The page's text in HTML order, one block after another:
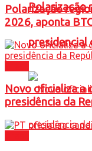
Polarização
presidencial
Polarização
2026, aponta
Novo oficializa a
presidência da